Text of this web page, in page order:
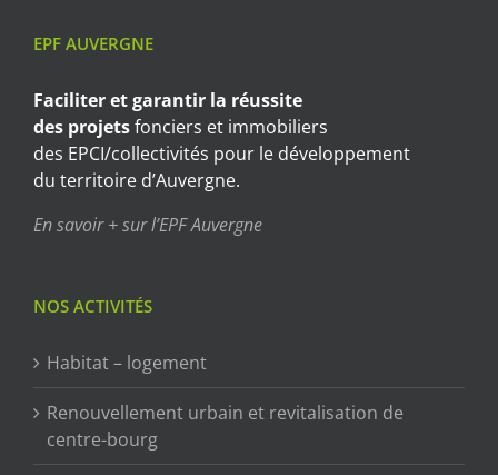
EPF AUVERGNE
Faciliter et garantir la réussite
des projetsfonciers et immobiliers
des EPCI/collectivités pour le développement
du territoire d’Auvergne.
En savoir + sur l’EPF Auvergne
NOS ACTIVITÉS
Habitat – logement
Renouvellement urbain et revitalisation de
centre-bourg